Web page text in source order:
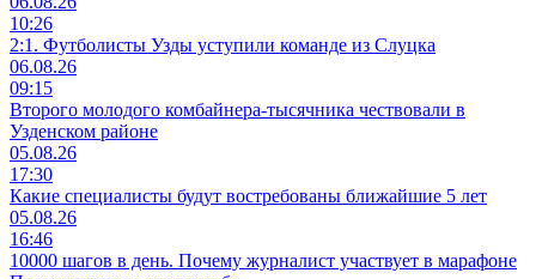
10:26
2:1. Футболисты Узды уступили команде из Слуцка
06.08.26
09:15
Второго молодого комбайнера-тысячника чествовали в
Узденском районе
05.08.26
17:30
Какие специалисты будут востребованы ближайшие 5 лет
05.08.26
16:46
10000 шагов в день. Почему журналист участвует в марафоне